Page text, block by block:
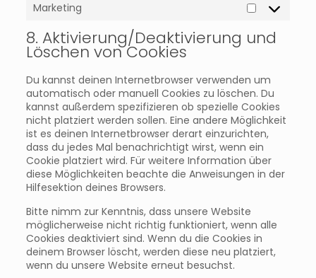
Marketing Marketing
8. Aktivierung/Deaktivierung und
Löschen von Cookies
Du kannst deinen Internetbrowser verwenden um
automatisch oder manuell Cookies zu löschen. Du
kannst außerdem spezifizieren ob spezielle Cookies
nicht platziert werden sollen. Eine andere Möglichkeit
ist es deinen Internetbrowser derart einzurichten,
dass du jedes Mal benachrichtigt wirst, wenn ein
Cookie platziert wird. Für weitere Information über
diese Möglichkeiten beachte die Anweisungen in der
Hilfesektion deines Browsers.
Bitte nimm zur Kenntnis, dass unsere Website
möglicherweise nicht richtig funktioniert, wenn alle
Cookies deaktiviert sind. Wenn du die Cookies in
deinem Browser löscht, werden diese neu platziert,
wenn du unsere Website erneut besuchst.